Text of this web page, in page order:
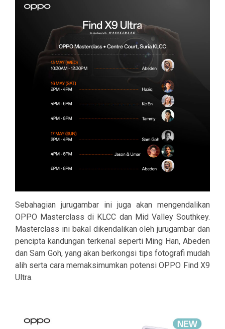
Sebahagian jurugambar ini juga akan mengendalikan
OPPO Masterclass di KLCC dan Mid Valley Southkey.
Masterclass ini bakal dikendalikan oleh jurugambar dan
pencipta kandungan terkenal seperti Ming Han, Abeden
dan Sam Goh, yang akan berkongsi tips fotografi mudah
alih serta cara memaksimumkan potensi OPPO Find X9
Ultra.